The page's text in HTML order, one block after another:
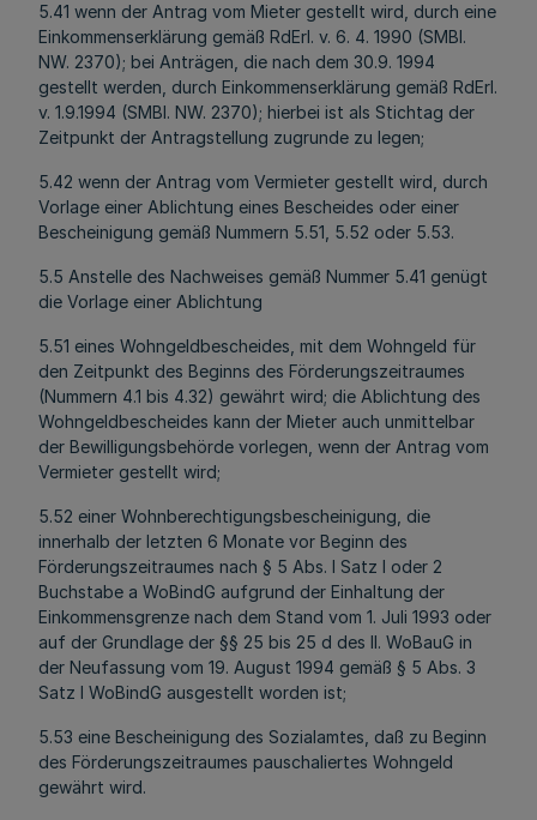
5.41 wenn der Antrag vom Mieter gestellt wird, durch eine
Einkommenserklärung gemäß RdErl. v. 6. 4. 1990 (SMBl.
NW. 2370); bei Anträgen, die nach dem 30.9. 1994
gestellt werden, durch Einkommenserklärung gemäß RdErl.
v. 1.9.1994 (SMBl. NW. 2370); hierbei ist als Stichtag der
Zeitpunkt der Antragstellung zugrunde zu legen;
5.42 wenn der Antrag vom Vermieter gestellt wird, durch
Vorlage einer Ablichtung eines Bescheides oder einer
Bescheinigung gemäß Nummern 5.51, 5.52 oder 5.53.
5.5 Anstelle des Nachweises gemäß Nummer 5.41 genügt
die Vorlage einer Ablichtung
5.51 eines Wohngeldbescheides, mit dem Wohngeld für
den Zeitpunkt des Beginns des Förderungszeitraumes
(Nummern 4.1 bis 4.32) gewährt wird; die Ablichtung des
Wohngeldbescheides kann der Mieter auch unmittelbar
der Bewilligungsbehörde vorlegen, wenn der Antrag vom
Vermieter gestellt wird;
5.52 einer Wohnberechtigungsbescheinigung, die
innerhalb der letzten 6 Monate vor Beginn des
Förderungszeitraumes nach § 5 Abs. l Satz l oder 2
Buchstabe a WoBindG aufgrund der Einhaltung der
Einkommensgrenze nach dem Stand vom 1. Juli 1993 oder
auf der Grundlage der §§ 25 bis 25 d des II. WoBauG in
der Neufassung vom 19. August 1994 gemäß § 5 Abs. 3
Satz l WoBindG ausgestellt worden ist;
5.53 eine Bescheinigung des Sozialamtes, daß zu Beginn
des Förderungszeitraumes pauschaliertes Wohngeld
gewährt wird.